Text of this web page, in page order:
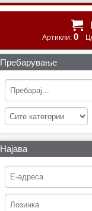
Артикли: 0
Пребарување
Најава